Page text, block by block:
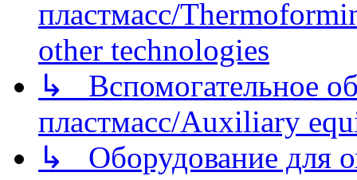
пластмасс/
other technologies
↳ Вспомогательное
пластмасс/Auxiliary
↳ Оборудование для